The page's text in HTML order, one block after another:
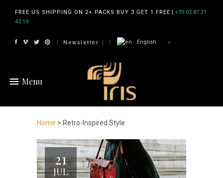
FREE US SHIPPING ON 2+ PACKS BUY 3 GET 1 FREE | +39 02 87 21
43 19
Newsletter | English
Menu
Home > Retro-Inspired Style
21
JUL